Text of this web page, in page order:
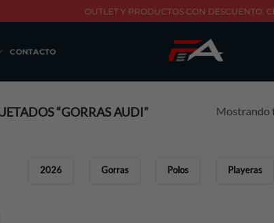
OUTLET Y PRODUCTOS CON DESCUENTO.
CONTACTO
“GORRAS AUDI” Mostrando
2026 Gorras Polos Playeras